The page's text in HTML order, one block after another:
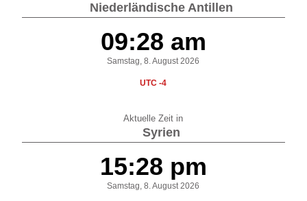
Niederländische Antillen
09:28 am
Samstag, 8. August 2026
UTC -4
Aktuelle Zeit in
Syrien
15:28 pm
Samstag, 8. August 2026